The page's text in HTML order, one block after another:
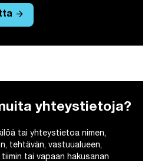
arrow_forward
yhteystietoja?
tai yhteystietoa nimen,
tehtävän, vastuualueen,
tai vapaan hakusanan